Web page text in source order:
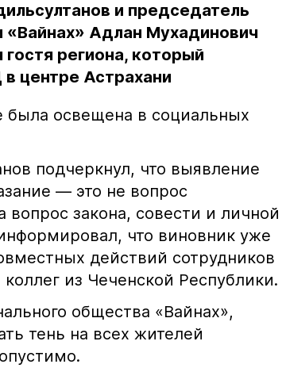
и председатель
Адлан Мухадинович
региона, который
центре Астрахани
освещена в социальных
подчеркнул, что выявление
— это не вопрос
закона, совести и личной
что виновник уже
действий сотрудников
из Чеченской Республики.
общества «Вайнах»,
тень на всех жителей